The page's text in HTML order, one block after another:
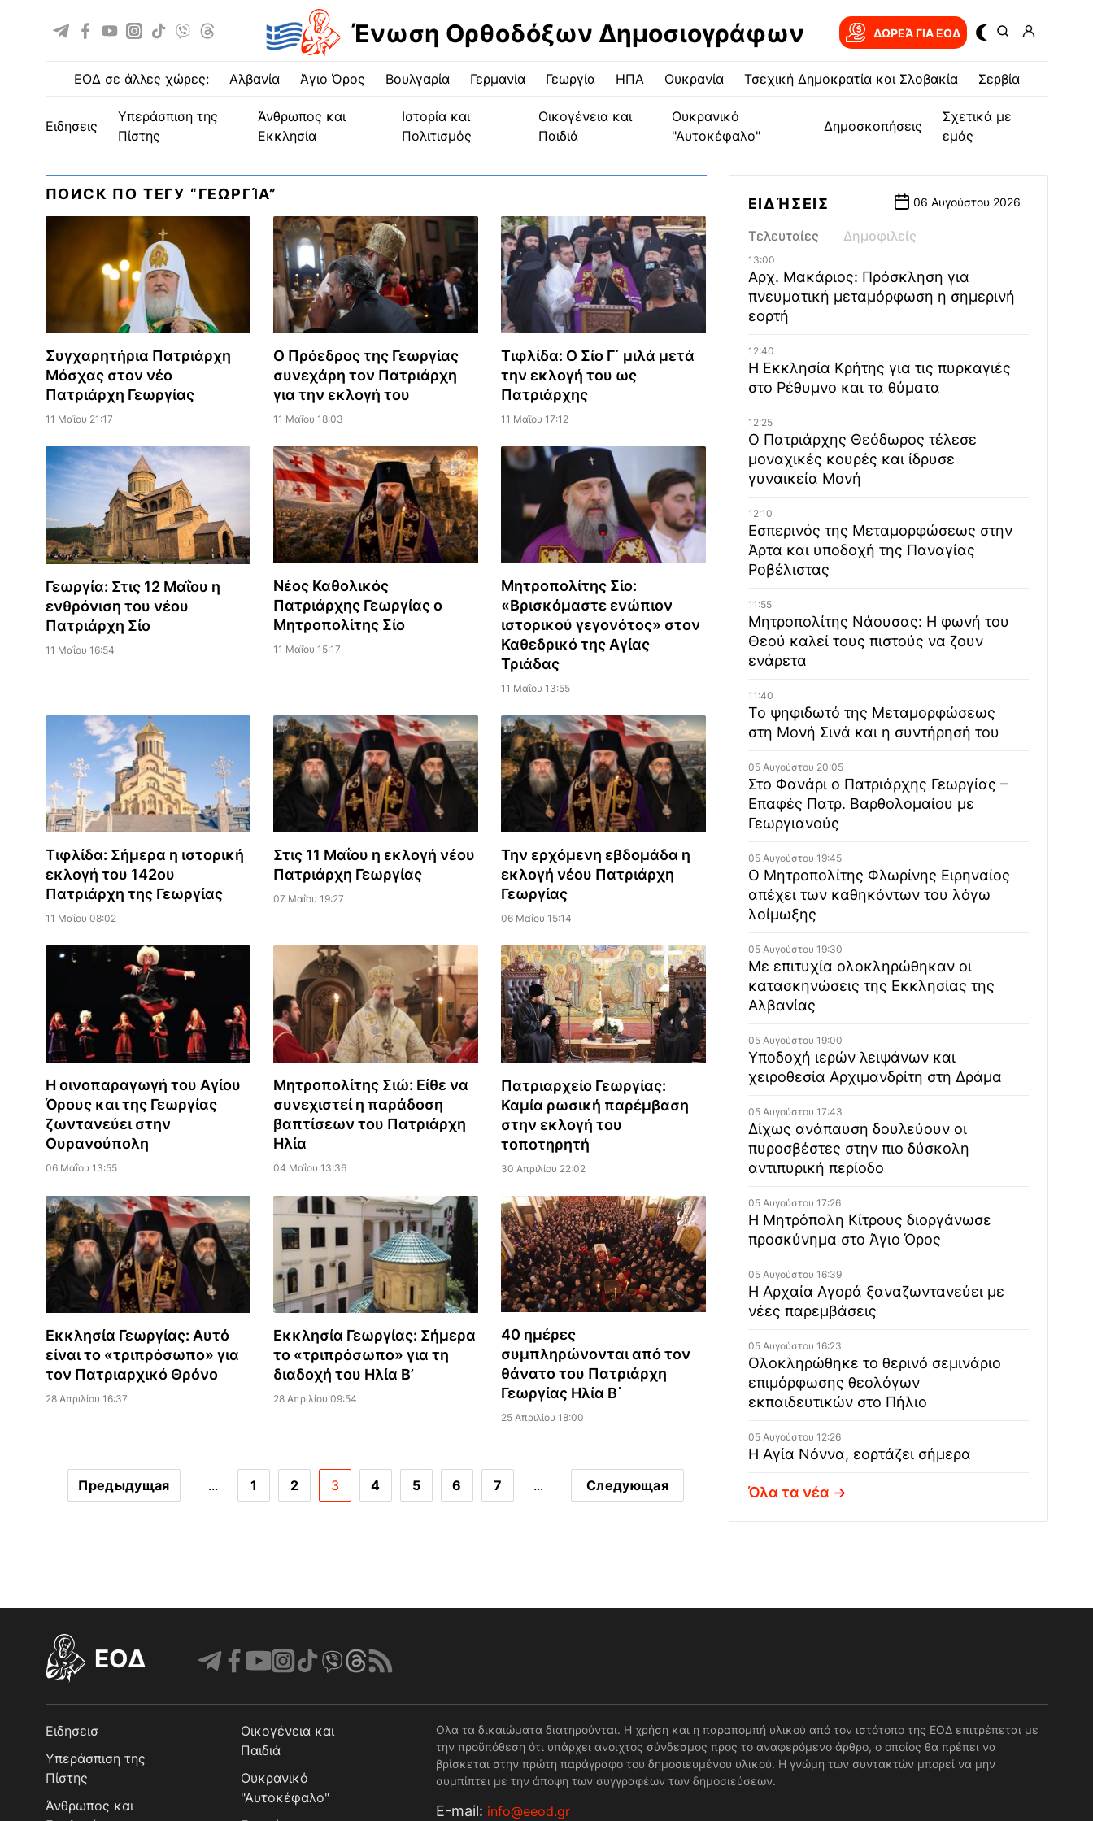
Ένωση Ορθοδόξων Δημοσιογράφων ΔΩΡΕΆ ΓΙΑ EOΔ
ΕΟΔ σε άλλες χώρες: Αλβανία Άγιο Όρος Βουλγαρία Γερμανία Γεωργία ΗΠΑ Ουκρανία Τσεχική Δημοκρατία και Σλοβακία Σερβία
ειδησεις
Υπεράσπιση της
Πίστης
Άνθρωπος και
Εκκλησία
Ιστορία και
Πολιτισμός
Οικογένεια και
Παιδιά
Ουκρανικό
"Αυτοκέφαλο"
Δημοσκοπήσεις
Σχετικά με
εμάς
ПОИСК ПО ТЕГУ “ΓΕΩΡΓΊΑ”
Συγχαρητήρια Πατριάρχη
Μόσχας στον νέο
Πατριάρχη Γεωργίας
11 Μαΐου 21:17
Ο Πρόεδρος της Γεωργίας
συνεχάρη τον Πατριάρχη
για την εκλογή του
11 Μαΐου 18:03
Τιφλίδα: Ο Σίο Γ΄ μιλά μετά
την εκλογή του ως
Πατριάρχης
11 Μαΐου 17:12
Γεωργία: Στις 12 Μαΐου η
ενθρόνιση του νέου
Πατριάρχη Σίο
11 Μαΐου 16:54
Νέος Καθολικός
Πατριάρχης Γεωργίας ο
Μητροπολίτης Σίο
11 Μαΐου 15:17
Μητροπολίτης Σίο:
«Βρισκόμαστε ενώπιον
ιστορικού γεγονότος» στον
Καθεδρικό της Αγίας
Τριάδας
11 Μαΐου 13:55
Τιφλίδα: Σήμερα η ιστορική
εκλογή του 142ου
Πατριάρχη της Γεωργίας
11 Μαΐου 08:02
Στις 11 Μαΐου η εκλογή νέου
Πατριάρχη Γεωργίας
07 Μαΐου 19:27
Την ερχόμενη εβδομάδα η
εκλογή νέου Πατριάρχη
Γεωργίας
06 Μαΐου 15:14
Η οινοπαραγωγή του Αγίου
Όρους και της Γεωργίας
ζωντανεύει στην
Ουρανούπολη
06 Μαΐου 13:55
Μητροπολίτης Σιώ: Είθε να
συνεχιστεί η παράδοση
βαπτίσεων του Πατριάρχη
Ηλία
04 Μαΐου 13:36
Πατριαρχείο Γεωργίας:
Καμία ρωσική παρέμβαση
στην εκλογή του
τοποτηρητή
30 Απριλίου 22:02
Εκκλησία Γεωργίας: Αυτό
είναι το «τριπρόσωπο» για
τον Πατριαρχικό Θρόνο
28 Απριλίου 16:37
Εκκλησία Γεωργίας: Σήμερα
το «τριπρόσωπο» για τη
διαδοχή του Ηλία Β’
28 Απριλίου 09:54
40 ημέρες
συμπληρώνονται από τον
θάνατο του Πατριάρχη
Γεωργίας Ηλία Β΄
25 Απριλίου 18:00
Предыдущая ... 1 2 3 4 5 6 7 ... Следующая
ΕΙΔΉΣΕΙΣ 06 Αυγούστου 2026
Τελευταίες Δημοφιλείς
13:00
Αρχ. Μακάριος: Πρόσκληση για
πνευματική μεταμόρφωση η σημερινή
εορτή
12:40
Η Εκκλησία Κρήτης για τις πυρκαγιές
στο Ρέθυμνο και τα θύματα
12:25
Ο Πατριάρχης Θεόδωρος τέλεσε
μοναχικές κουρές και ίδρυσε
γυναικεία Μονή
12:10
Εσπερινός της Μεταμορφώσεως στην
Άρτα και υποδοχή της Παναγίας
Ροβέλιστας
11:55
Μητροπολίτης Νάουσας: Η φωνή του
Θεού καλεί τους πιστούς να ζουν
ενάρετα
11:40
Το ψηφιδωτό της Μεταμορφώσεως
στη Μονή Σινά και η συντήρησή του
05 Αυγούστου 20:05
Στο Φανάρι ο Πατριάρχης Γεωργίας –
Επαφές Πατρ. Βαρθολομαίου με
Γεωργιανούς
05 Αυγούστου 19:45
Ο Μητροπολίτης Φλωρίνης Ειρηναίος
απέχει των καθηκόντων του λόγω
λοίμωξης
05 Αυγούστου 19:30
Με επιτυχία ολοκληρώθηκαν οι
κατασκηνώσεις της Εκκλησίας της
Αλβανίας
05 Αυγούστου 19:00
Υποδοχή ιερών λειψάνων και
χειροθεσία Αρχιμανδρίτη στη Δράμα
05 Αυγούστου 17:43
Δίχως ανάπαυση δουλεύουν οι
πυροσβέστες στην πιο δύσκολη
αντιπυρική περίοδο
05 Αυγούστου 17:26
Η Μητρόπολη Κίτρους διοργάνωσε
προσκύνημα στο Άγιο Όρος
05 Αυγούστου 16:39
Η Αρχαία Αγορά ξαναζωντανεύει με
νέες παρεμβάσεις
05 Αυγούστου 16:23
Ολοκληρώθηκε το θερινό σεμινάριο
επιμόρφωσης θεολόγων
εκπαιδευτικών στο Πήλιο
05 Αυγούστου 12:26
Η Αγία Νόννα, εορτάζει σήμερα
Όλα τα νέα
EOΔ
Ειδησεισ
Υπεράσπιση της
Πίστης
Άνθρωπος και
Οικογένεια και
Παιδιά
Ουκρανικό
"Αυτοκέφαλο"
Ολα τα δικαιώματα διατηρούνται. Η χρήση και η παραπομπή υλικού από τον ιστότοπο της ΕΟΔ επιτρέπεται με
την προϋπόθεση ότι υπάρχει ανοιχτός σύνδεσμος προς το αναφερόμενο άρθρο, ο οποίος θα πρέπει να
βρίσκεται στην πρώτη παράγραφο του δημοσιευμένου υλικού. Η γνώμη των συντακτών μπορεί να μην
συμπίπτει με την άποψη των συγγραφέων των δημοσιεύσεων.
Е-mail: info@eeod.gr